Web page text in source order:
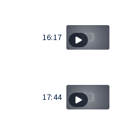
16:17
17:44